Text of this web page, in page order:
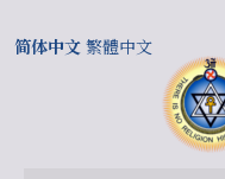
简体中文 繁體中文